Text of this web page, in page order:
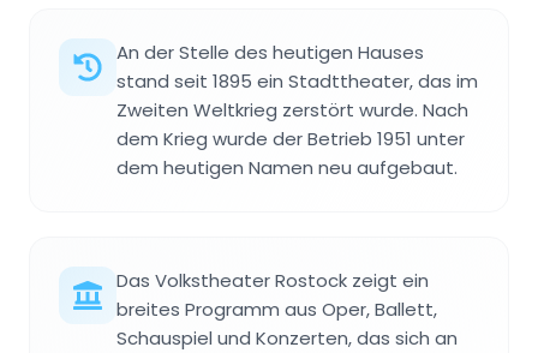
An der Stelle des heutigen Hauses
stand seit 1895 ein Stadttheater, das im
Zweiten Weltkrieg zerstört wurde. Nach
dem Krieg wurde der Betrieb 1951 unter
dem heutigen Namen neu aufgebaut.
Das Volkstheater Rostock zeigt ein
breites Programm aus Oper, Ballett,
Schauspiel und Konzerten, das sich an